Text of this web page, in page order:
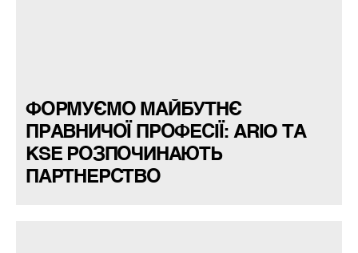
ФОРМУЄМО МАЙБУТНЄ
ПРАВНИЧОЇ ПРОФЕСІЇ: ARIO ТА
KSE РОЗПОЧИНАЮТЬ
ПАРТНЕРСТВО